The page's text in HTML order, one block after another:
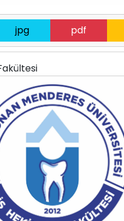
jpg pdf